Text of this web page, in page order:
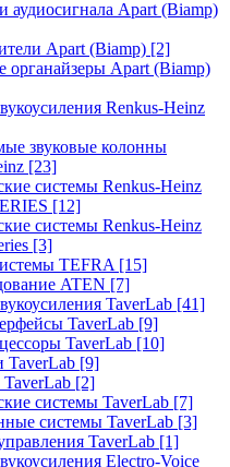
аудиосигнала Apart (Biamp)
Apart (Biamp) [2]
органайзеры Apart (Biamp)
Renkus-Heinz
звуковые колонны
[23]
системы Renkus-Heinz
[12]
системы Renkus-Heinz
[3]
TEFRA [15]
ATEN [7]
TaverLab [41]
TaverLab [9]
TaverLab [10]
TaverLab [9]
[2]
системы TaverLab [7]
системы TaverLab [3]
TaverLab [1]
Electro-Voice